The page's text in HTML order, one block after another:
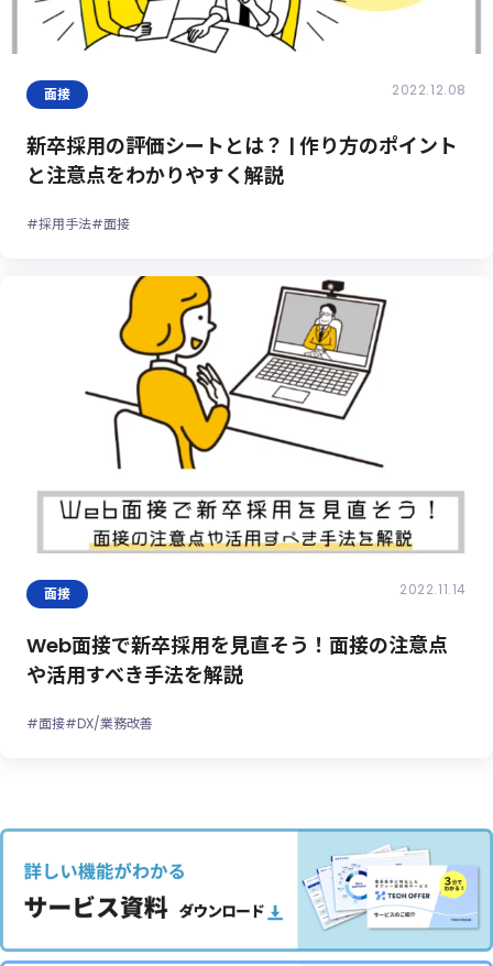
面接 2022.12.08
新卒採用の評価シートとは？ | 作り方のポイント
と注意点をわかりやすく解説
#採用手法#面接
面接 2022.11.14
Web面接で新卒採用を見直そう！面接の注意点
や活用すべき手法を解説
#面接#DX/業務改善